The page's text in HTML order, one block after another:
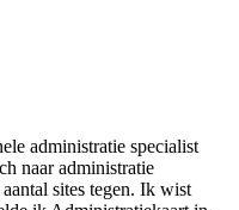
administratie specialist
naar administratie
sites tegen. Ik wist